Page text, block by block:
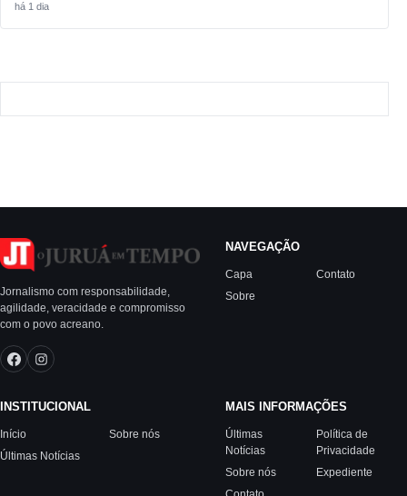
há 1 dia
Jornalismo com responsabilidade,
agilidade, veracidade e compromisso
com o povo acreano.
NAVEGAÇÃO
Capa
Sobre
Contato
INSTITUCIONAL
Início
Últimas Notícias
Sobre nós
MAIS INFORMAÇÕES
Últimas
Notícias
Sobre nós
Política de
Privacidade
Expediente